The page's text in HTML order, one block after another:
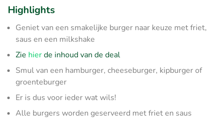
Highlights
Geniet van een smakelijke burger naar keuze met friet,
saus en een milkshake
Zie hierde inhoud van de deal
Smul van een hamburger, cheeseburger, kipburger of
groenteburger
Er is dus voor ieder wat wils!
Alle burgers worden geserveerd met friet en saus